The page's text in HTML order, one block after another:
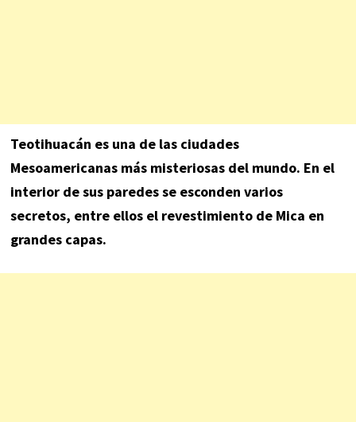
Teotihuacán es una de las ciudades
Mesoamericanas más misteriosas del mundo. En el
interior de sus paredes se esconden varios
secretos, entre ellos el revestimiento de Mica en
grandes capas.